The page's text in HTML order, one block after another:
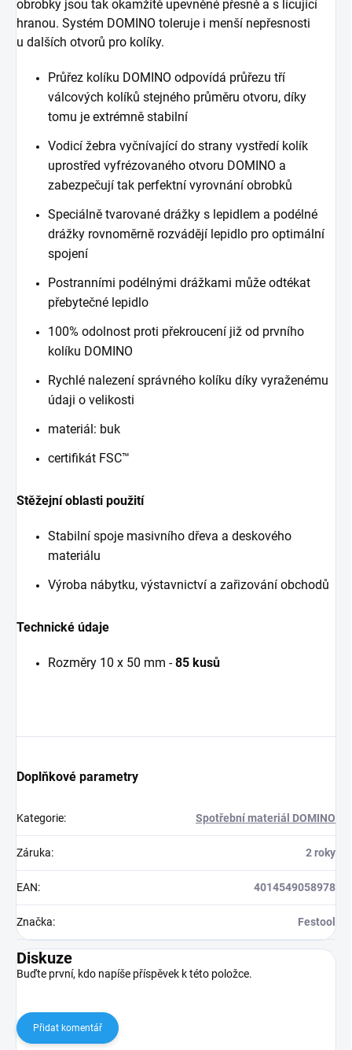
obrobky jsou tak okamžitě upevněné přesně a s lícující
hranou. Systém DOMINO toleruje i menší nepřesnosti
u dalších otvorů pro kolíky.
Průřez kolíku DOMINO odpovídá průřezu tří
válcových kolíků stejného průměru otvoru, díky
tomu je extrémně stabilní
Vodicí žebra vyčnívající do strany vystředí kolík
uprostřed vyfrézovaného otvoru DOMINO a
zabezpečují tak perfektní vyrovnání obrobků
Speciálně tvarované drážky s lepidlem a podélné
drážky rovnoměrně rozvádějí lepidlo pro optimální
spojení
Postranními podélnými drážkami může odtékat
přebytečné lepidlo
100% odolnost proti překroucení již od prvního
kolíku DOMINO
Rychlé nalezení správného kolíku díky vyraženému
údaji o velikosti
materiál: buk
certifikát FSC™
Stěžejní oblasti použití
Stabilní spoje masivního dřeva a deskového
materiálu
Výroba nábytku, výstavnictví a zařizování obchodů
Technické údaje
Rozměry 10 x 50 mm -85 kusů
Doplňkové parametry
Kategorie: Spotřební materiál DOMINO
Záruka: 2 roky
EAN: 4014549058978
Značka: Festool
Diskuze
Buďte první, kdo napíše příspěvek k této položce.
Přidat komentář